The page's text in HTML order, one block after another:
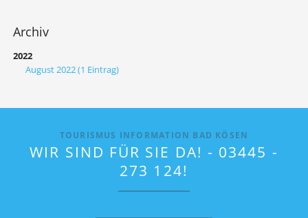
Archiv
2022
August 2022 (1 Eintrag)
TOURISMUS INFORMATION BAD KÖSEN
WIR SIND FÜR SIE DA! - 03445 -
273 124!